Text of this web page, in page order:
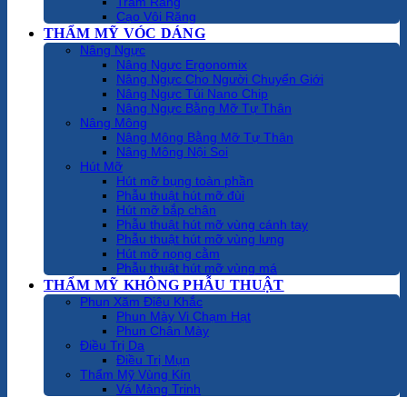
Cạo Vôi Răng
THẨM MỸ VÓC DÁNG
Nâng Ngực
Nâng Ngực Ergonomix
Nâng Ngực Cho Người Chuyển Giới
Nâng Ngực Túi Nano Chip
Nâng Ngực Bằng Mỡ Tự Thân
Nâng Mông
Nâng Mông Bằng Mỡ Tự Thân
Nâng Mông Nội Soi
Hút Mỡ
Hút mỡ bụng toàn phần
Phẫu thuật hút mỡ đùi
Hút mỡ bắp chân
Phẫu thuật hút mỡ vùng cánh tay
Phẫu thuật hút mỡ vùng lưng
Hút mỡ nọng cằm
Phẫu thuật hút mỡ vùng má
THẨM MỸ KHÔNG PHẪU THUẬT
Phun Xăm Điêu Khắc
Phun Mày Vi Chạm Hạt
Phun Chân Mày
Điều Trị Da
Điều Trị Mụn
Thẩm Mỹ Vùng Kín
Vá Màng Trinh